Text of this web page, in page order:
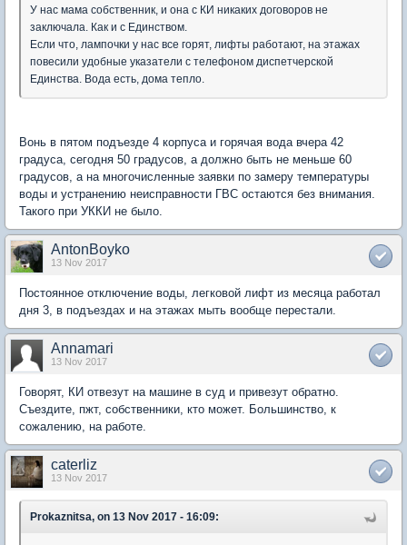
У нас мама собственник, и она с КИ никаких договоров не
заключала. Как и с Единством.
Если что, лампочки у нас все горят, лифты работают, на этажах
повесили удобные указатели с телефоном диспетчерской
Единства. Вода есть, дома тепло.
Вонь в пятом подъезде 4 корпуса и горячая вода вчера 42
градуса, сегодня 50 градусов, а должно быть не меньше 60
градусов, а на многочисленные заявки по замеру температуры
воды и устранению неисправности ГВС остаются без внимания.
Такого при УККИ не было.
AntonBoyko
13 Nov 2017
Постоянное отключение воды, легковой лифт из месяца работал
дня 3, в подъездах и на этажах мыть вообще перестали.
Annamari
13 Nov 2017
Говорят, КИ отвезут на машине в суд и привезут обратно.
Съездите, пжт, собственники, кто может. Большинство, к
сожалению, на работе.
caterliz
13 Nov 2017
Prokaznitsa, on 13 Nov 2017 - 16:09: